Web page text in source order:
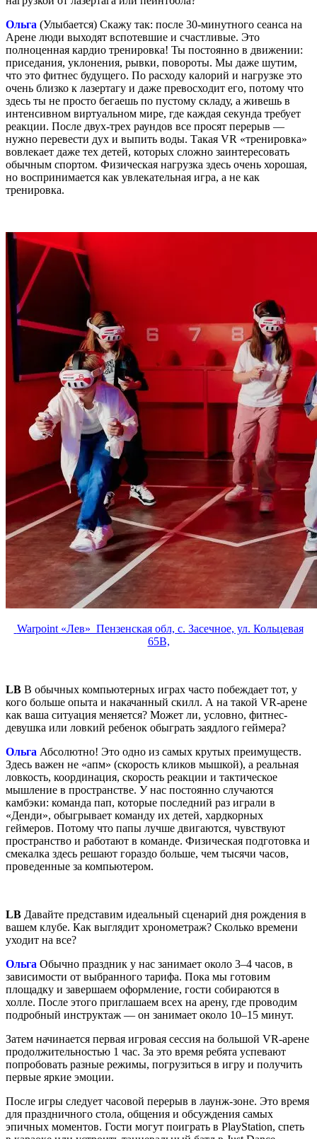
Ольга (Улыбается) Скажу так: после 30-минутного сеанса на
Арене люди выходят вспотевшие и счастливые. Это
полноценная кардио тренировка! Ты постоянно в движении:
приседания, уклонения, рывки, повороты. Мы даже шутим,
что это фитнес будущего. По расходу калорий и нагрузке это
очень близко к лазертагу и даже превосходит его, потому что
здесь ты не просто бегаешь по пустому складу, а живешь в
интенсивном виртуальном мире, где каждая секунда требует
реакции. После двух-трех раундов все просят перерыв —
нужно перевести дух и выпить воды. Такая VR «тренировка»
вовлекает даже тех детей, которых сложно заинтересовать
обычным спортом. Физическая нагрузка здесь очень хорошая,
но воспринимается как увлекательная игра, а не как
тренировка.
Warpoint «Лев» Пензенская обл, с. Засечное, ул. Кольцевая
65В,
LB В обычных компьютерных играх часто побеждает тот, у
кого больше опыта и накачанный скилл. А на такой VR-арене
как ваша ситуация меняется? Может ли, условно, фитнес-
девушка или ловкий ребенок обыграть заядлого геймера?
Ольга Абсолютно! Это одно из самых крутых преимуществ.
Здесь важен не «апм» (скорость кликов мышкой), а реальная
ловкость, координация, скорость реакции и тактическое
мышление в пространстве. У нас постоянно случаются
камбэки: команда пап, которые последний раз играли в
«Денди», обыгрывает команду их детей, хардкорных
геймеров. Потому что папы лучше двигаются, чувствуют
пространство и работают в команде. Физическая подготовка и
смекалка здесь решают гораздо больше, чем тысячи часов,
проведенные за компьютером.
LB Давайте представим идеальный сценарий дня рождения в
вашем клубе. Как выглядит хронометраж? Сколько времени
уходит на все?
Ольга Обычно праздник у нас занимает около 3–4 часов, в
зависимости от выбранного тарифа. Пока мы готовим
площадку и завершаем оформление, гости собираются в
холле. После этого приглашаем всех на арену, где проводим
подробный инструктаж — он занимает около 10–15 минут.
Затем начинается первая игровая сессия на большой VR-арене
продолжительностью 1 час. За это время ребята успевают
попробовать разные режимы, погрузиться в игру и получить
первые яркие эмоции.
После игры следует часовой перерыв в лаунж-зоне. Это время
для праздничного стола, общения и обсуждения самых
эпичных моментов. Гости могут поиграть в PlayStation, спеть